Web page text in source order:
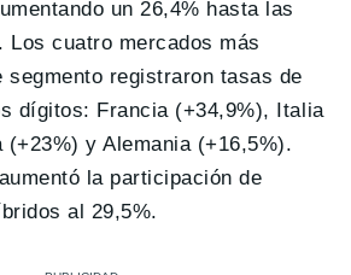
un 26,4% hasta las
Los cuatro mercados más
segmento registraron tasas de
dígitos: Francia (+34,9%), Italia
(+23%) y Alemania (+16,5%).
la participación de
al 29,5%.